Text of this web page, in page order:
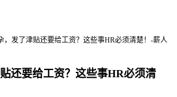
，发了津贴还要给工资？这些事HR必须清楚！-薪人
还要给工资？这些事HR必须清